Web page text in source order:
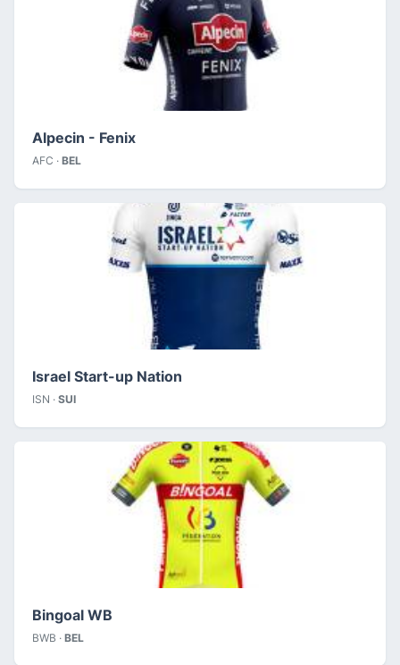
Alpecin - Fenix
AFC · BEL
Israel Start-up Nation
ISN · SUI
Bingoal WB
BWB · BEL